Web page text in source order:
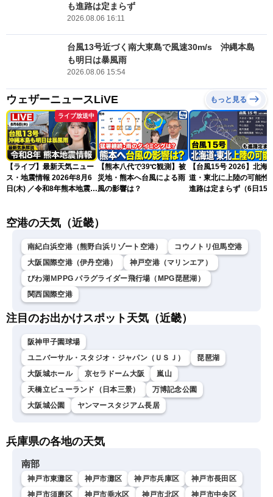
も進路は定まらず
2026.08.06 16:11
台風13号近づく南大東島で風速30m/s 沖縄本島
も明日は暴風雨
2026.08.06 15:54
ウェザーニュースLiVE もっと見る
ライブ放送中
【ライブ】最新天気ニュー
ス・地震情報 2026年8月6
日(木) ／令和8年熊本地震情
LiVEムーン・駒木結衣／本
【熊本八代で39℃観測】被
災地・熊本へ台風による雨
風の影響は？
【台風15号 2026】北海
道・東北に上陸の可能性
進路は定まらず（6日15
空港の天気（近畿）
南紀白浜空港（熊野白浜リゾート空港）
コウノトリ但馬空港
大阪国際空港（伊丹空港）
神戸空港（マリンエア）
びわ湖ＭPPG パラグライダー飛行場（MPG琵琶湖）
関西国際空港
注目のお出かけスポット天気（近畿）
阪神甲子園球場
ユニバーサル・スタジオ・ジャパン（ＵＳＪ）
琵琶湖
大阪城ホール
京セラドーム大阪
嵐山
天橋立ビューランド（日本三景）
万博記念公園
大阪城公園
ヤンマースタジアム長居
兵庫県の各地の天気
南部
神戸市東灘区 神戸市灘区 神戸市兵庫区
神戸市長田区
神戸市須磨区
神戸市垂水区 神戸市北区 神戸市中央区